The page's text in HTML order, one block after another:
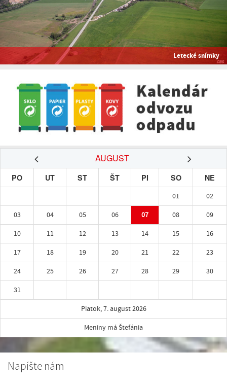
Letecké snímky
AUGUST
PO UT ST ŠT PI SO NE
01
02
03
04 05 06 07 08
09
10
11 12 13 14 15
16
17
18 19 20 21 22
23
24
25 26 27 28 29
30
31
Piatok, 7. august 2026
Meniny má Štefánia
Napíšte nám